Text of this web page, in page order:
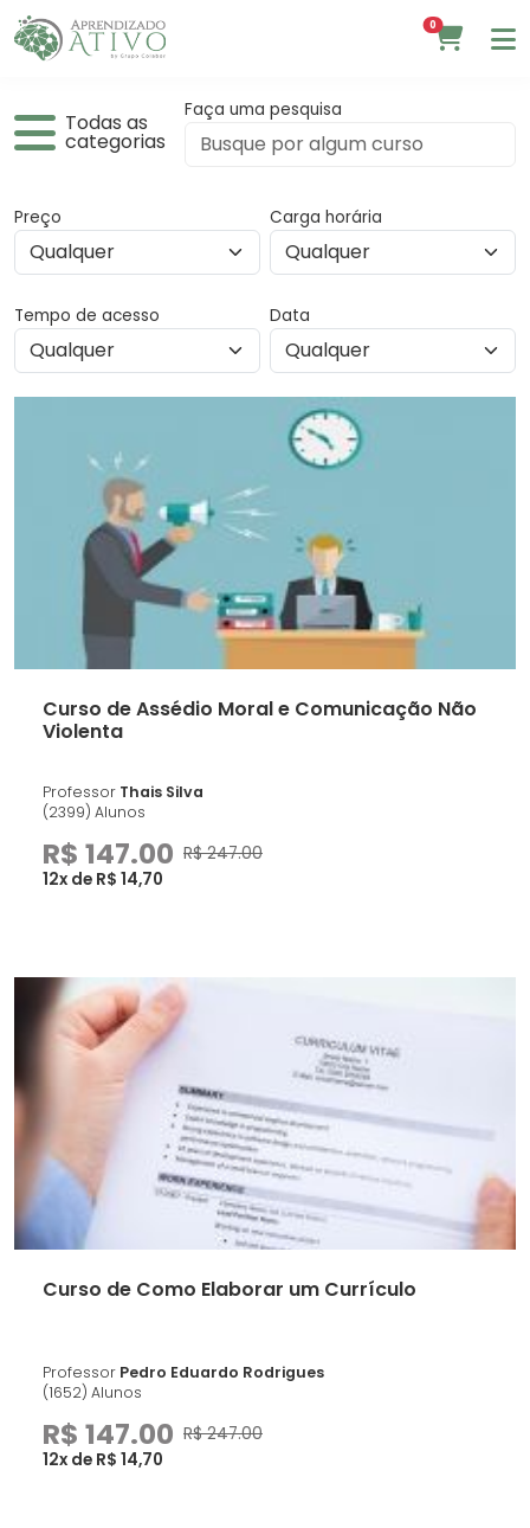
0
Todas as
categorias
Faça uma pesquisa
Preço Carga horária
Tempo de acesso Data
Curso de Assédio Moral e Comunicação Não
Violenta
Professor Thais Silva
(2399) Alunos
R$ 147.00 R$ 247.00
12x de R$ 14,70
Curso de Como Elaborar um Currículo
Professor Pedro Eduardo Rodrigues
(1652) Alunos
R$ 147.00 R$ 247.00
12x de R$ 14,70